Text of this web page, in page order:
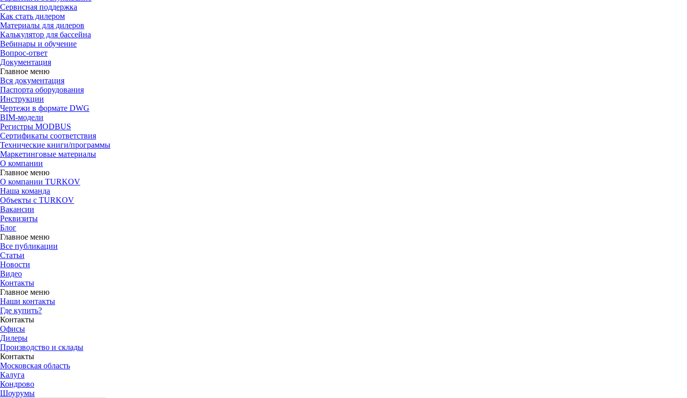
Сервисная поддержка
Как стать дилером
Материалы для дилеров
Калькулятор для бассейна
Вебинары и обучение
Вопрос-ответ
Документация
Главное меню
Вся документация
Паспорта оборудования
Инструкции
Чертежи в формате DWG
BIM-модели
Регистры MODBUS
Сертификаты соответствия
Технические книги/программы
Маркетинговые материалы
О компании
Главное меню
О компании TURKOV
Наша команда
Объекты с TURKOV
Вакансии
Реквизиты
Блог
Главное меню
Все публикации
Статьи
Новости
Видео
Контакты
Главное меню
Наши контакты
Где купить?
Контакты
Офисы
Дилеры
Производство и склады
Контакты
Московская область
Калуга
Кондрово
Шоурумы